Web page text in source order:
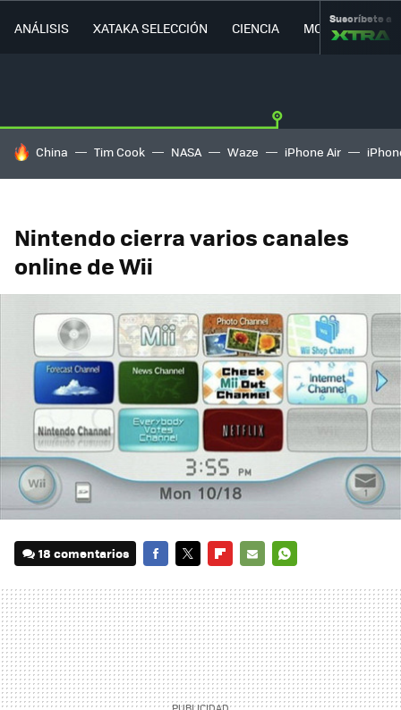
ANÁLISIS XATAKA SELECCIÓN CIENCIA MOVILIDAD
Suscríbete a
HOY SE HABLA DE
China Tim Cook NASA Waze iPhone Air
Nintendo cierra varios canales
online de Wii
18 comentarios
MAIL